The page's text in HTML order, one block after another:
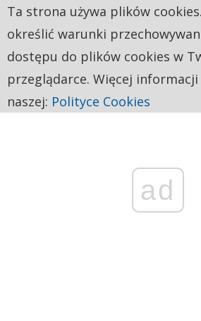
ad
Ta strona używa plików
określić warunki
dostępu do plików cookies w
przeglądarce. Więcej
naszej: Polityce Cookies